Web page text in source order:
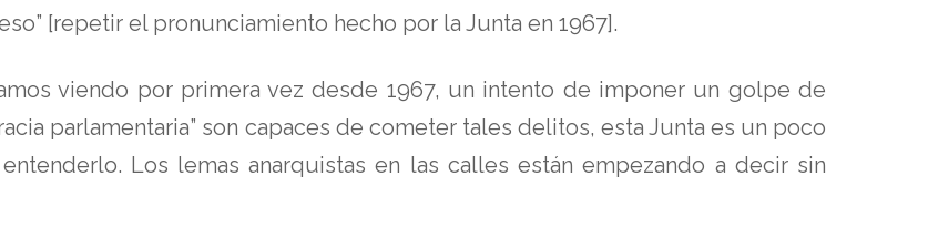
[repetir el pronunciamiento hecho por la Junta en 1967].
viendo por primera vez desde 1967, un intento de imponer un golpe de
parlamentaria” son capaces de cometer tales delitos, esta Junta es un poco
Los lemas anarquistas en las calles están empezando a decir sin